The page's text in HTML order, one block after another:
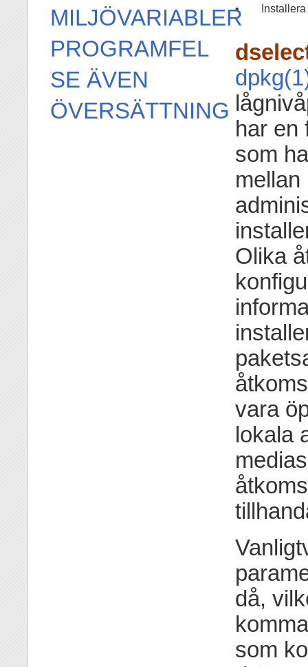
•
har en
som
Olika
vara
lokala
då,
som
MILJÖVARIABLER
PROGRAMFEL
SE ÄVEN
ÖVERSÄTTNING